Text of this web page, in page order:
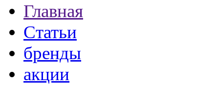
Главная
Статьи
бренды
акции